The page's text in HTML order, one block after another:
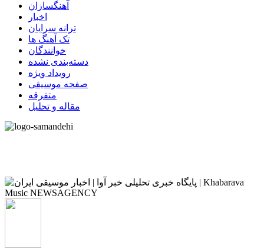
آهنگسازان
اخبار
ترانه سرایان
تک آهنگ ها
خوانندگان
دسته‌بندی نشده
رویداد ویژه
صفحه موسیقی
متفرقه
مقاله و تحلیل